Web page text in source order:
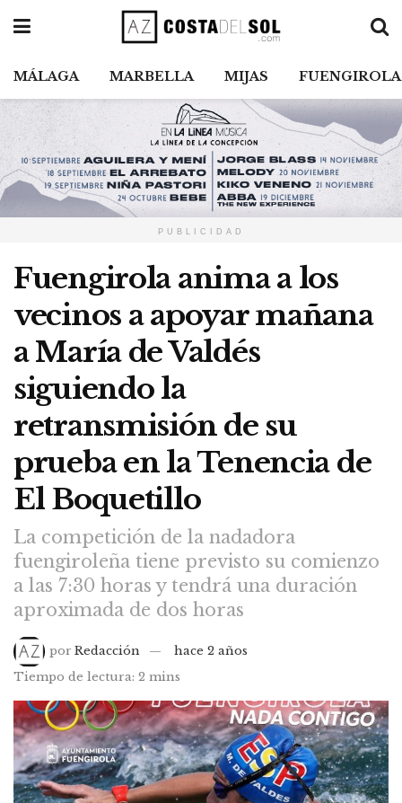
MÁLAGA MARBELLA MIJAS FUENGIROLA
PUBLICIDAD
Fuengirola anima a los
vecinos a apoyar mañana
a María de Valdés
siguiendo la
retransmisión de su
prueba en la Tenencia de
El Boquetillo
La competición de la nadadora
fuengiroleña tiene previsto su comienzo
a las 7:30 horas y tendrá una duración
aproximada de dos horas
por Redacción
hace 2 años
Tiempo de lectura: 2 mins